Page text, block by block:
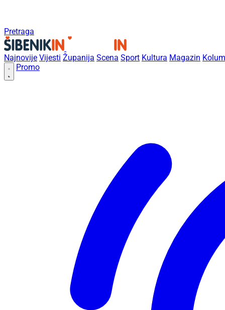
Pretraga
Najnovije Vijesti Županija Scena Sport Kultura Magazin
Promo